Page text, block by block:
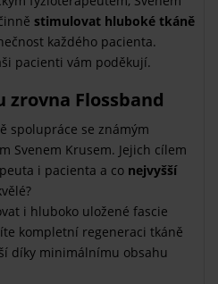
stimulovat hluboké tkáně
každého pacienta.
pacienti vám poděkují.
zrovna Flossband
spolupráce se známým
Svenem Krusem. Jejich cílem
i pacienta a co nejvyšší
i hluboko uložené fascie
kompletní regeneraci tkáně
díky minimálnímu obsahu